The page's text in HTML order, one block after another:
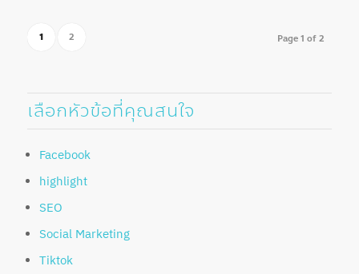
Page 1 of 2
1 2
เลือกหัวข้อที่คุณสนใจ
Facebook
highlight
SEO
Social Marketing
Tiktok